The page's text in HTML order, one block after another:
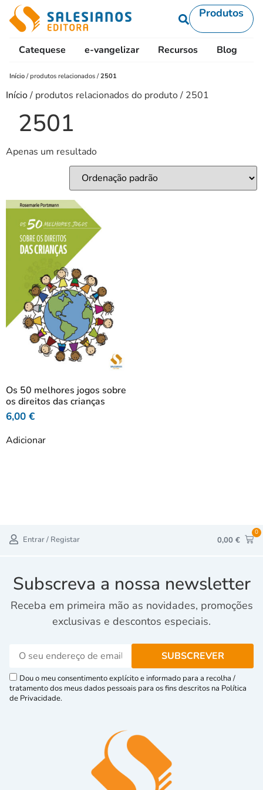
Produtos
Catequese e-vangelizar Recursos Blog
Início /produtos relacionados /2501
Início/ produtos relacionados do produto / 2501
2501
Apenas um resultado
Os 50 melhores jogos sobre
os direitos das crianças
6,00 €
Adicionar
Entrar / Registar 0,00 €
0
Subscreva a nossa newsletter
Receba em primeira mão as novidades, promoções
exclusivas e descontos especiais.
Dou o meu consentimento explícito e informado para a recolha /
tratamento dos meus dados pessoais para os fins descritos na Política
de Privacidade.